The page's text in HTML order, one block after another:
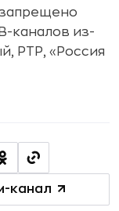
каналов из-
РТР, «Россия
канал